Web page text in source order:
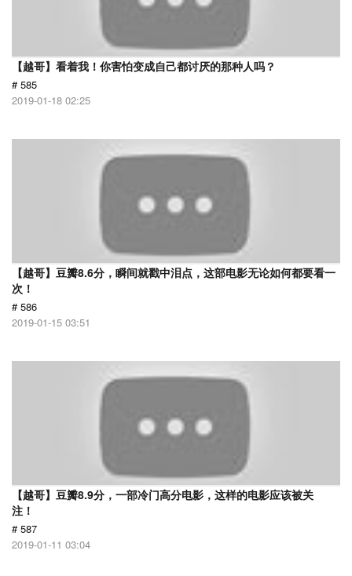
【越哥】看着我！你害怕变成自己都讨厌的那种人吗？
# 585
2019-01-18 02:25
【越哥】豆瓣8.6分，瞬间就戳中泪点，这部电影无论如何都要看一
次！
# 586
2019-01-15 03:51
【越哥】豆瓣8.9分，一部冷门高分电影，这样的电影应该被关
注！
# 587
2019-01-11 03:04